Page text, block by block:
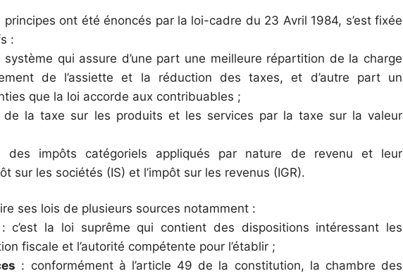
ont été énoncés par la loi-cadre du 23 Avril 1984, s’est fixée
:
qui assure d’une part une meilleure répartition de la charge
de l’assiette et la réduction des taxes, et d’autre part un
que la loi accorde aux contribuables ;
la taxe sur les produits et les services par la taxe sur la valeur
impôts catégoriels appliqués par nature de revenu et leur
sur les sociétés (IS) et l’impôt sur les revenus (IGR).
ses lois de plusieurs sources notamment :
: c’est la loi suprême qui contient des dispositions intéressant les
fiscale et l’autorité compétente pour l’établir ;
: conformément à l’article 49 de la constitution, la chambre des